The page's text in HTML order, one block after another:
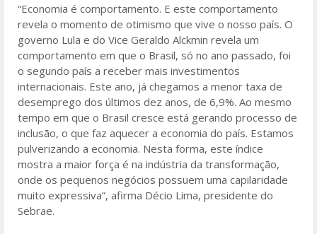
“Economia é comportamento. E este comportamento
revela o momento de otimismo que vive o nosso país. O
governo Lula e do Vice Geraldo Alckmin revela um
comportamento em que o Brasil, só no ano passado, foi
o segundo país a receber mais investimentos
internacionais. Este ano, já chegamos a menor taxa de
desemprego dos últimos dez anos, de 6,9%. Ao mesmo
tempo em que o Brasil cresce está gerando processo de
inclusão, o que faz aquecer a economia do país. Estamos
pulverizando a economia. Nesta forma, este índice
mostra a maior força é na indústria da transformação,
onde os pequenos negócios possuem uma capilaridade
muito expressiva”, afirma Décio Lima, presidente do
Sebrae.